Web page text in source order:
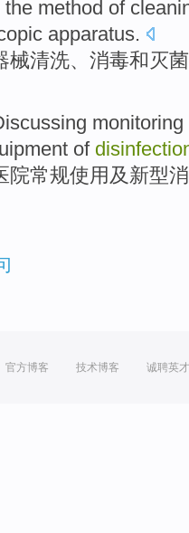
the method of
apparatus.
械清洗、 消毒和 灭菌
monitoring
of
院常规使用 及 新型
官方博客 技术博客 诚聘英才